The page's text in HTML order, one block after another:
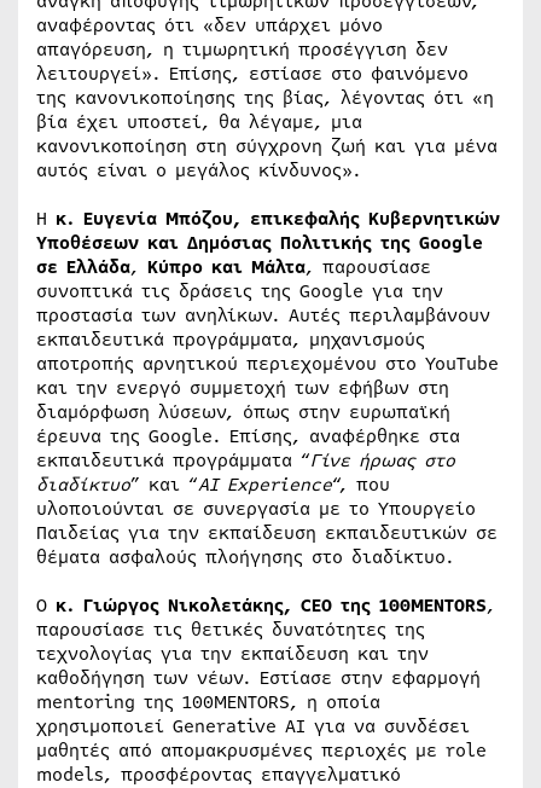
αναφέροντας ότι «δεν υπάρχει μόνο
απαγόρευση, η τιμωρητική προσέγγιση δεν
λειτουργεί». Επίσης, εστίασε στο φαινόμενο
της κανονικοποίησης της βίας, λέγοντας ότι «η
βία έχει υποστεί, θα λέγαμε, μια
κανονικοποίηση στη σύγχρονη ζωή και για μένα
αυτός είναι ο μεγάλος κίνδυνος».
Η κ. Ευγενία Μπόζου, επικεφαλής Κυβερνητικών
Υποθέσεων και Δημόσιας Πολιτικής της Google
σε Ελλάδα, Κύπρο και Μάλτα, παρουσίασε
συνοπτικά τις δράσεις της Google για την
προστασία των ανηλίκων. Αυτές περιλαμβάνουν
εκπαιδευτικά προγράμματα, μηχανισμούς
αποτροπής αρνητικού περιεχομένου στο YouTube
και την ενεργό συμμετοχή των εφήβων στη
διαμόρφωση λύσεων, όπως στην ευρωπαϊκή
έρευνα της Google. Επίσης, αναφέρθηκε στα
εκπαιδευτικά προγράμματα “Γίνε ήρωας στο
διαδίκτυο” και “AI Experience“, που
υλοποιούνται σε συνεργασία με το Υπουργείο
Παιδείας για την εκπαίδευση εκπαιδευτικών σε
θέματα ασφαλούς πλοήγησης στο διαδίκτυο.
Ο κ. Γιώργος Νικολετάκης, CEO της 100MENTORS,
παρουσίασε τις θετικές δυνατότητες της
τεχνολογίας για την εκπαίδευση και την
καθοδήγηση των νέων. Εστίασε στην εφαρμογή
mentoring της 100MENTORS, η οποία
χρησιμοποιεί Generative AI για να συνδέσει
μαθητές από απομακρυσμένες περιοχές με role
models, προσφέροντας επαγγελματικό